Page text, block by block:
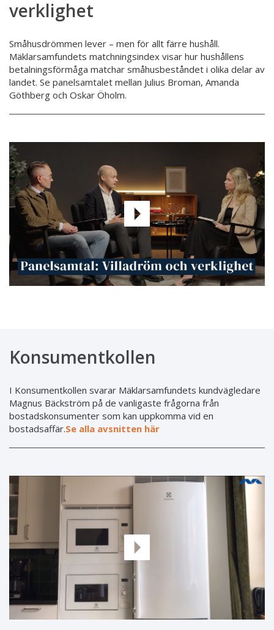
verklighet
Småhusdrömmen lever – men för allt färre hushåll.
Mäklarsamfundets matchningsindex visar hur hushållens
betalningsförmåga matchar småhusbeståndet i olika delar av
landet. Se panelsamtalet mellan Julius Broman, Amanda
Göthberg och Oskar Öholm.
Konsumentkollen
I Konsumentkollen svarar Mäklarsamfundets kundvägledare
Magnus Bäckström på de vanligaste frågorna från
bostadskonsumenter som kan uppkomma vid en
bostadsaffär.Se alla avsnitten här